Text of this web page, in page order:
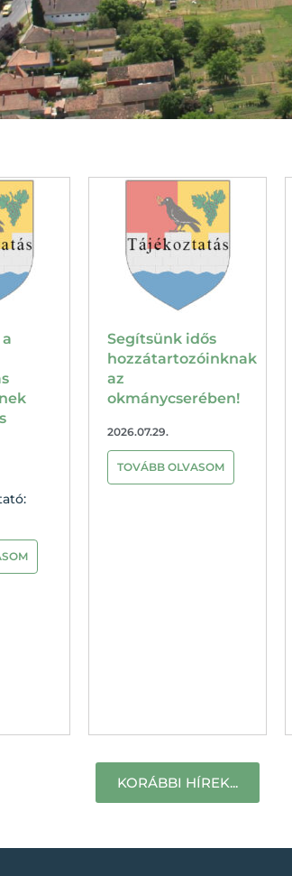
Álláspályázat!
Kéthely Napsugár
Óvoda és Bölcsőde
- takarító
2026.07.22.
TOVÁBB OLVASOM
KORÁBBI HÍREK...